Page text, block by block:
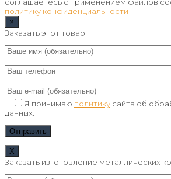
соглашаетесь с применением файлов
политику конфиденциальности
×
Заказать этот товар
Я принимаю политику сайта об
данных.
Х
Заказать изготовление металлических